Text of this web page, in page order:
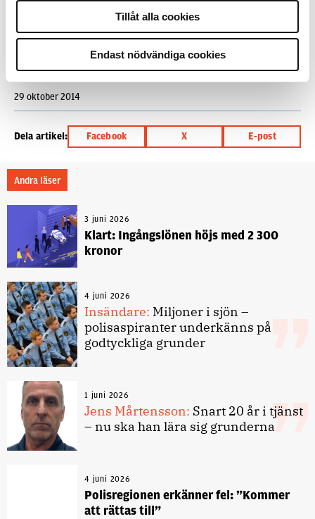
Tillåt alla cookies
Endast nödvändiga cookies
TAKTISKA FLYGOPERATÖRER
29 oktober 2014
Dela artikel: Facebook X E-post
Andra läser
3 juni 2026
Klart: Ingångslönen höjs med 2 300
kronor
4 juni 2026
Insändare: Miljoner i sjön –
polisaspiranter underkänns på
godtyckliga grunder
1 juni 2026
Jens Mårtensson: Snart 20 år i tjänst
– nu ska han lära sig grunderna
4 juni 2026
Polisregionen erkänner fel: ”Kommer
att rättas till”